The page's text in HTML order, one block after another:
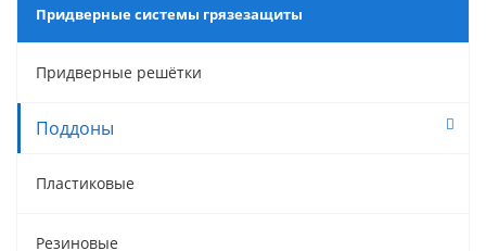
Придверные системы грязезащиты
Придверные решётки
Поддоны
Пластиковые
Резиновые